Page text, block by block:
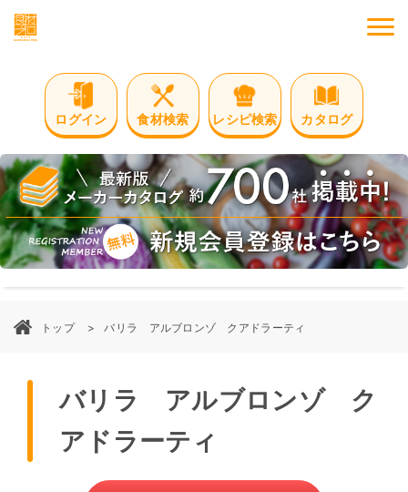
ログイン 食材検索 レシピ検索 カタログ
トップ バリラ アルブロンゾ クアドラーティ
バリラ アルブロンゾ ク
アドラーティ